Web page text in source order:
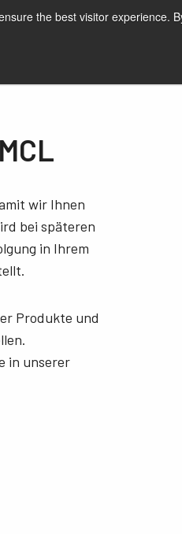
the best visitor experience.
Drucken
wir Ihnen
bei späteren
in Ihrem
Produkte und
in unserer